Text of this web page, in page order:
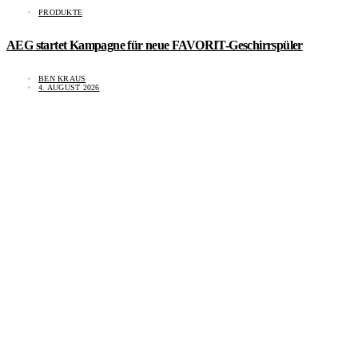
PRODUKTE
AEG startet Kampagne für neue FAVORIT-Geschirrspüler
BEN KRAUS
4. AUGUST 2026